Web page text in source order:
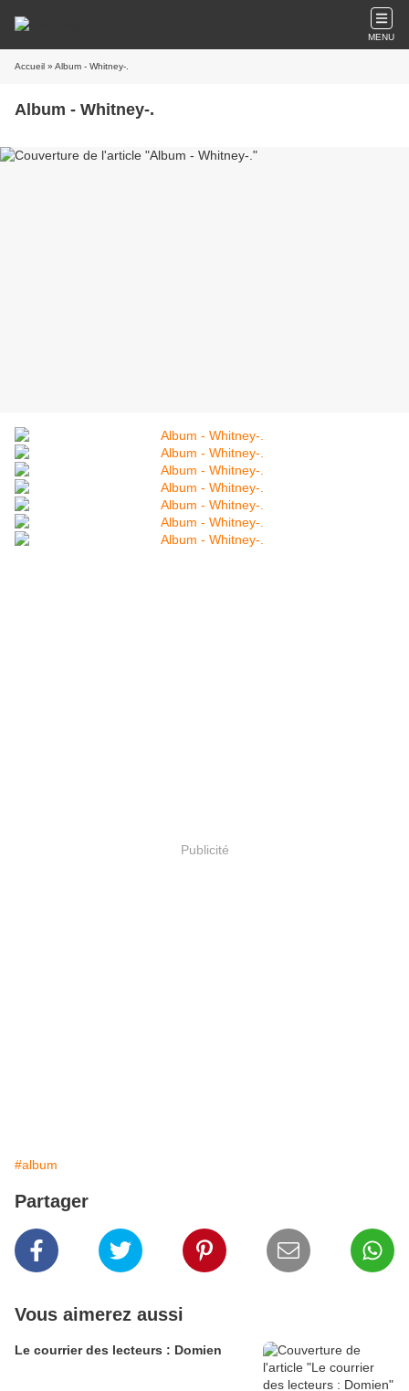
MENU
Accueil » Album - Whitney-.
Album - Whitney-.
Publicité
#album
Partager
Vous aimerez aussi
Le courrier des lecteurs : Domien